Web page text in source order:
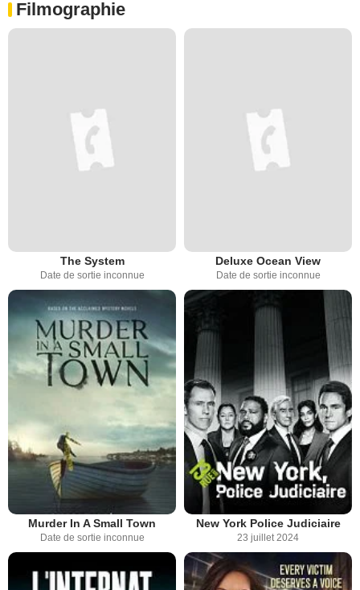
Filmographie
The System
Date de sortie inconnue
Deluxe Ocean View
Date de sortie inconnue
Murder In A Small Town
Date de sortie inconnue
New York Police Judiciaire
23 juillet 2024